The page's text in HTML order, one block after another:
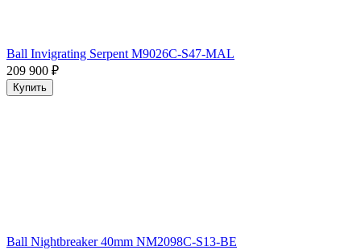
Ball Invigrating Serpent M9026C-S47-MAL
209 900 ₽
Купить
Ball Nightbreaker 40mm NM2098C-S13-BE